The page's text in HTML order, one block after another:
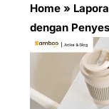
Home »
dengan